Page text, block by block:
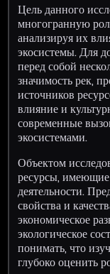
Цель данного
многогранную
анализируя их
экосистемы. Для
перед собой
значимость рек,
источников
влияние и
современные
экосистемами.
Объектом
ресурсы, имеющие
деятельности.
свойства и
экономическое
экологическое
понимать, что
глубоко оценить